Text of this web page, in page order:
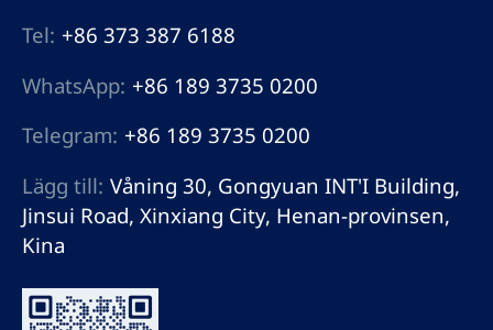
Tel: +86 373 387 6188
WhatsApp: +86 189 3735 0200
Telegram: +86 189 3735 0200
Lägg till: Våning 30, Gongyuan INT'I Building,
Jinsui Road, Xinxiang City, Henan-provinsen,
Kina